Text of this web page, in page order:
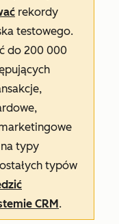
rekordy
testowego.
do 200 000
typy
typów
CRM.